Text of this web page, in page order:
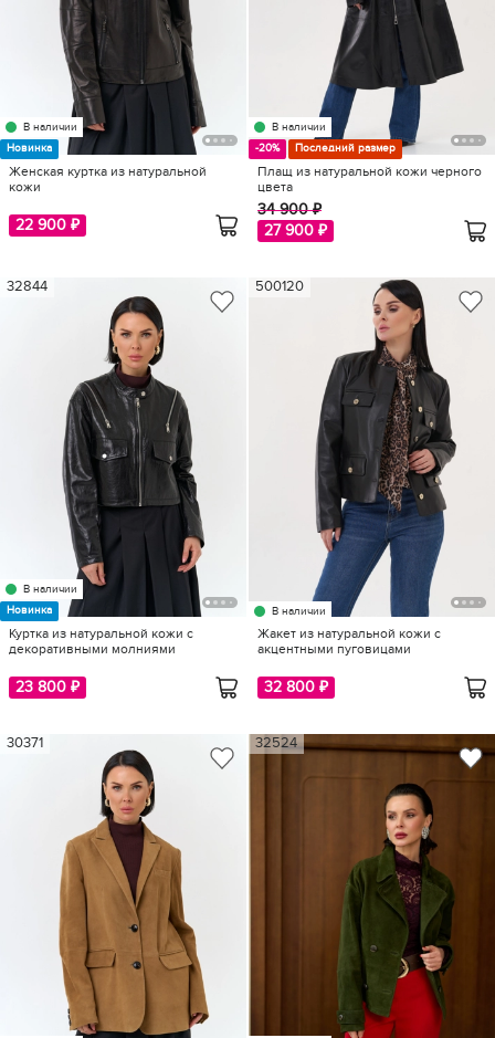
В наличии
Новинка
Женская куртка из натуральной
кожи
22 900 ₽
В наличии
-20%
Последний размер
Плащ из натуральной кожи черного
цвета
34 900 ₽
27 900 ₽
В наличии
Новинка
32844
Куртка из натуральной кожи с
декоративными молниями
23 800 ₽
В наличии
500120
Жакет из натуральной кожи с
акцентными пуговицами
32 800 ₽
30371 32524